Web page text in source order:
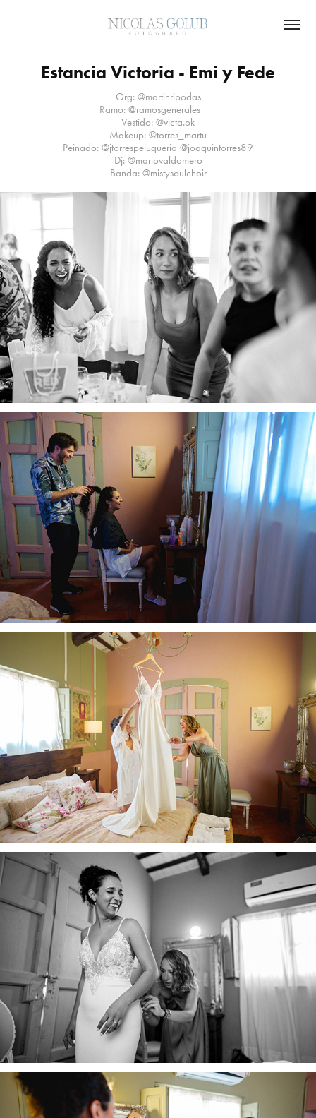
Estancia Victoria - Emi y Fede
Org: @martinripodas
Ramo: @ramosgenerales___
Vestido: @victa.ok
Makeup: @torres_martu
Peinado: @jtorrespeluqueria @joaquintorres89
Dj: @mariovaldomero
Banda: @mistysoulchoir